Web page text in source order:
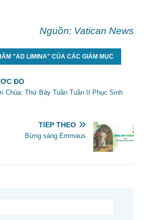
Nguồn: Vatican News
"AD LIMINA" CỦA CÁC GIÁM MỤC
ĐÓ
Chúa: Thứ Bảy Tuần Tuần II Phục Sinh
TIẾP THEO
Bừng sáng Emmaus